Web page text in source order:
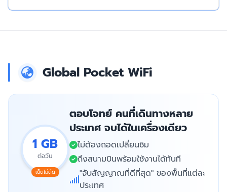
Global Pocket WiFi
1 GB
ต่อวัน
เน็ตไม่ตัด
ตอบโจทย์ คนที่เดินทางหลาย
ประเทศ จบได้ในเครื่องเดียว
ไม่ต้องถอดเปลี่ยนซิม
ถึงสนามบินพร้อมใช้งานได้ทันที
"จับสัญญาณที่ดีที่สุด" ของพื้นที่แต่ละ
ประเทศ